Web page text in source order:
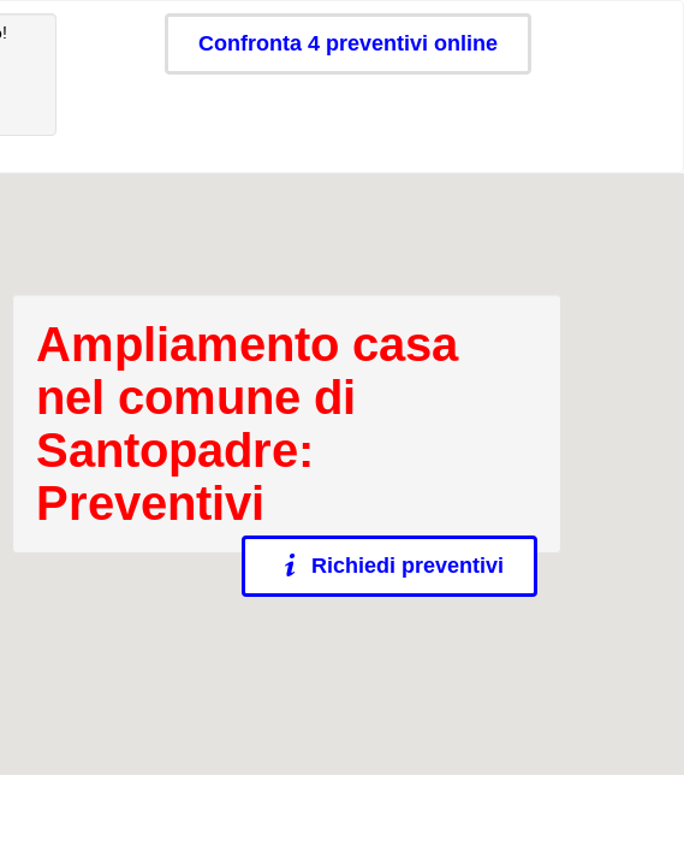
Confronta 4 preventivi online
Ampliamento casa
nel comune di
Santopadre:
Preventivi
Richiedi preventivi